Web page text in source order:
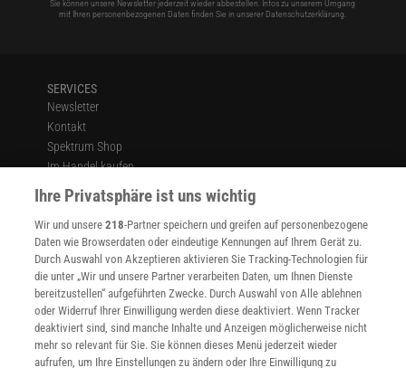
Sie können unsere Newsletter jederzeit wieder abbestellen. Infos zu unserem Umgang
mit Ihren personenbezogenen Daten finden Sie in unserer Datenschutzerklärung.
SERVICES
Newsletter
Kontakt
Spektrum Shop
Im Handel kaufen
Presse
Verträge kündigen
Widerruf
INFO
Mediadaten
Datenschutz
Nutzungsbedingungen
Cookie-Einstellungen
Utiq verwalten
Ihre Privatsphäre ist uns wichtig
Wir und unsere218-Partner speichern und greifen auf personenbezogene
Daten wie Browserdaten oder eindeutige Kennungen auf Ihrem Gerät zu.
Durch Auswahl von Akzeptieren aktivieren Sie Tracking-Technologien für
die unter „Wir und unsere Partner verarbeiten Daten, um Ihnen Dienste
bereitzustellen“ aufgeführten Zwecke. Durch Auswahl von Alle ablehnen
oder Widerruf Ihrer Einwilligung werden diese deaktiviert. Wenn Tracker
deaktiviert sind, sind manche Inhalte und Anzeigen möglicherweise nicht
mehr so relevant für Sie. Sie können dieses Menü jederzeit wieder
aufrufen, um Ihre Einstellungen zu ändern oder Ihre Einwilligung zu